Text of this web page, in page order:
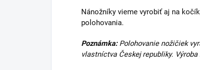
Nánožníky vieme vyrobiť aj na
polohovania.
Poznámka:Polohovanie nožičiek
vlastníctva Českej republiky.